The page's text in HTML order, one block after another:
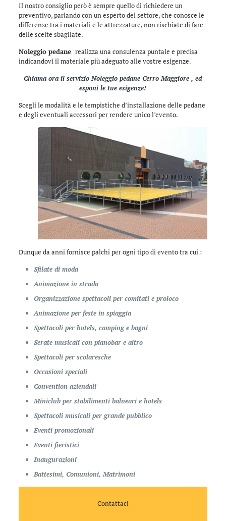
Il nostro consiglio però è sempre quello di richiedere un
preventivo, parlando con un esperto del settore, che conosce le
differenze tra i materiali e le attrezzature, non rischiate di fare
delle scelte sbagliate.
Noleggio pedane realizza una consulenza puntale e precisa
indicandovi il materiale più adeguato alle vostre esigenze.
Chiama ora il servizio Noleggio pedane Cerro Maggiore , ed
esponi le tue esigenze!
Scegli le modalità e le tempistiche d’installazione delle pedane
e degli eventuali accessori per rendere unico l’evento.
Dunque da anni fornisce palchi per ogni tipo di evento tra cui :
Sfilate di moda
Animazione in strada
Organizzazione spettacoli per comitati e proloco
Animazione per feste in spiaggia
Spettacoli per hotels, camping e bagni
Serate musicali con pianobar e altro
Spettacoli per scolaresche
Occasioni speciali
Convention aziendali
Miniclub per stabilimenti balneari e hotels
Spettacoli musicali per grande pubblico
Eventi promozionali
Eventi fieristici
Inaugurazioni
Battesimi, Comunioni, Matrimoni
Contattaci